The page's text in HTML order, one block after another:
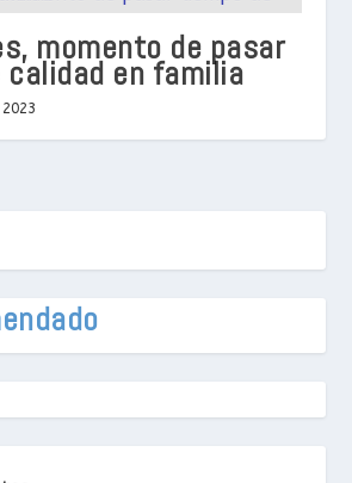
momento de pasar
en familia